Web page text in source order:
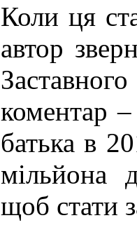
Коли ця
автор
коментар
батька в
мільйона
щоб стати